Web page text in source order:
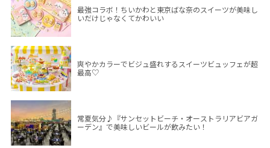
最強コラボ！ちいかわと東京ばな奈のスイーツが美味し
いだけじゃなくてかわいい
爽やかカラーでビジュ盛れするスイーツビュッフェが超
最高♡
常夏気分♪『サンセットビーチ・オーストラリアビアガ
ーデン』で美味しいビールが飲みたい！